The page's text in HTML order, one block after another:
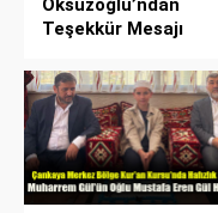
Öksüzoğlu’ndan
Teşekkür Mesajı